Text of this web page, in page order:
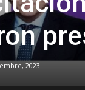
2023